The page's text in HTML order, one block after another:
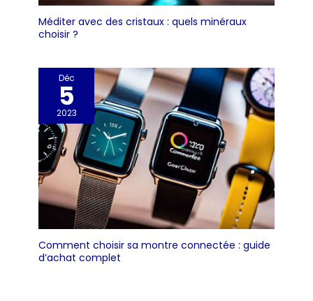
Méditer avec des cristaux : quels minéraux
choisir ?
Déc
5
2023
Comment choisir sa montre connectée : guide
d’achat complet